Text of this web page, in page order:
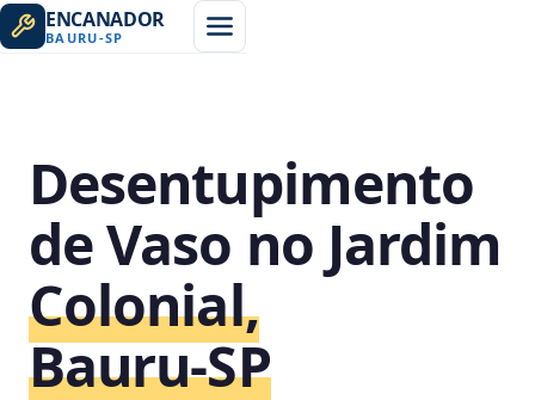
ENCANADOR
BAURU-SP
Desentupimento
de Vaso no Jardim
Colonial,
Bauru‑SP